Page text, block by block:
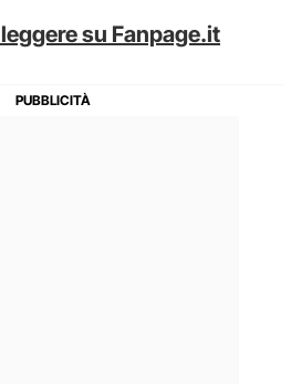
su Fanpage.it